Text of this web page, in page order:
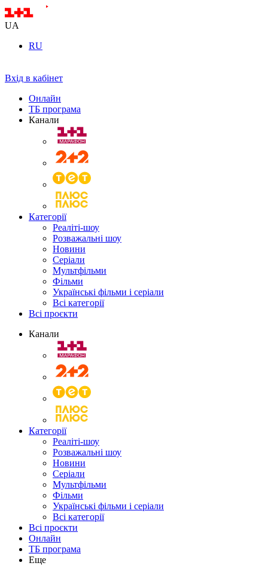
UA
RU
Вхід в кабінет
Онлайн
ТБ програма
Канали
Категорії
Реаліті-шоу
Розважальні шоу
Новини
Серіали
Мультфільми
Фільми
Українські фільми і серіали
Всі категорії
Всі проєкти
Канали
Категорії
Реаліті-шоу
Розважальні шоу
Новини
Серіали
Мультфільми
Фільми
Українські фільми і серіали
Всі категорії
Всі проєкти
Онлайн
ТБ програма
Еще